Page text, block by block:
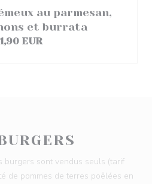
au parmesan,
et burrata
EUR
burgers sont vendus seuls (tarif
de pommes de terres poêlées en